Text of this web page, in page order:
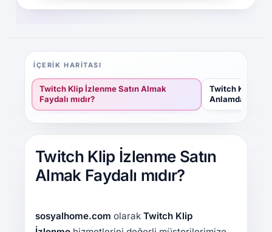
Twitch Klip İzlenme Satın
Almak Faydalı mıdır?
sosyalhome.com olarak Twitch Klip
İÇERIK HARITASI
Twitch Klip İzlenme Satın Almak
Faydalı mıdır?
Twitch Klip
Anlamda Ne